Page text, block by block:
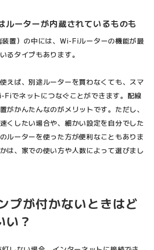
ルーターが内蔵されているものも
置）の中には、Wi-Fiルーターの機能が最
るタイプもあります。
えば、別途ルーターを買わなくても、スマ
Fiでネットにつなぐことができます。配線
がかんたんなのがメリットです。ただし、
くしたい場合や、細かい設定を自分でした
ルーターを使った方が便利なこともありま
は、家での使い方や人数によって選びまし
プが付かないときはど
い？